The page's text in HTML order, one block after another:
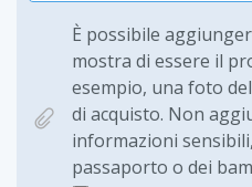
È possibile
mostra di essere il
esempio, una foto
di acquisto. Non
informazioni
passaporto o dei